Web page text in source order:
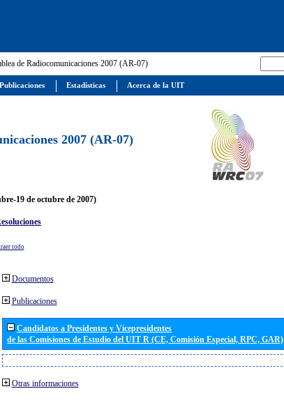
de Radiocomunicaciones 2007 (AR-07)
2007 (AR-07)
19 de octubre de 2007)
todo
Documentos
Publicaciones
Candidatos a Presidentes y Vicepresidentes
de las Comisiones de Estudio del UIT R (CE, Comisión Especial, RPC, GAR)
Otras informaciones
Publicaciones Estadísticas Acerca de la UIT